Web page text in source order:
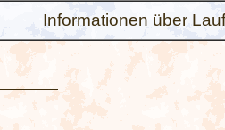
Informationen über